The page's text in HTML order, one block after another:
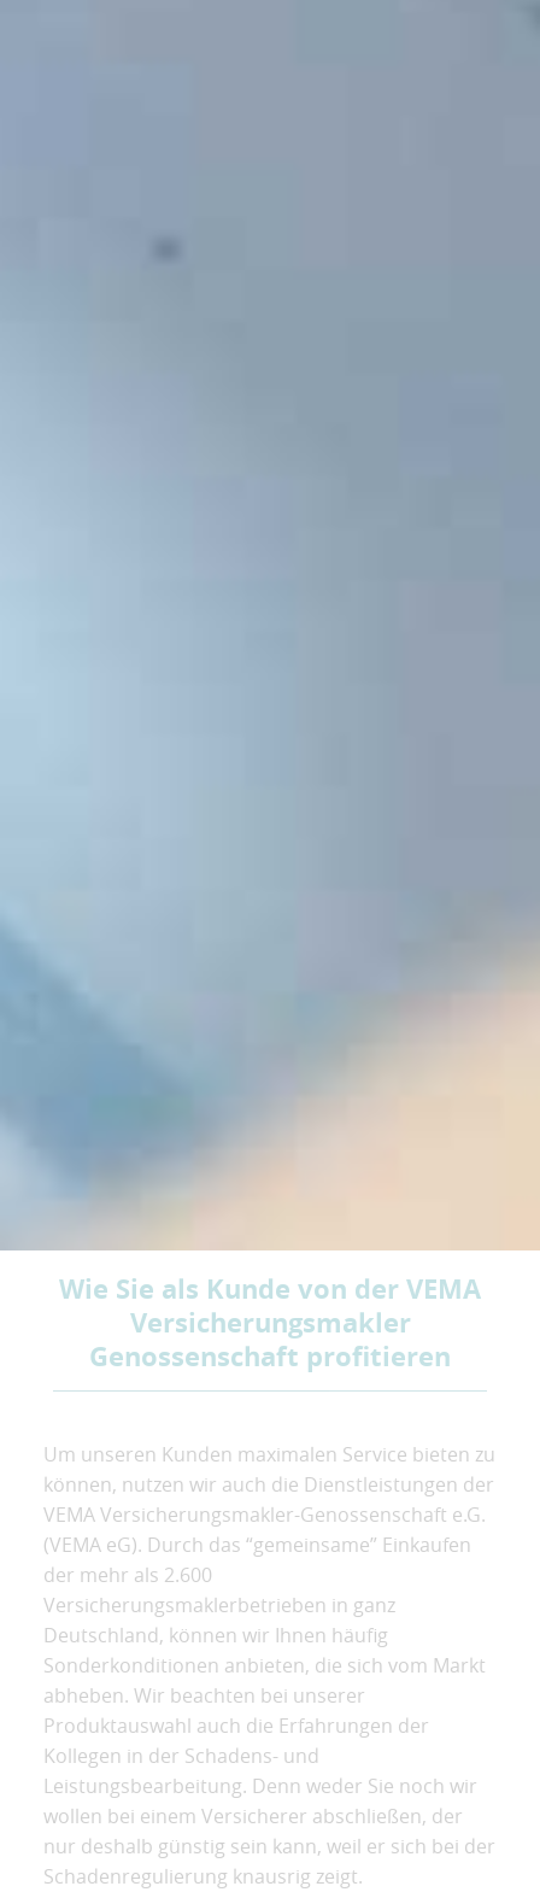
Wie Sie als Kunde von der VEMA
Versicherungsmakler
Genossenschaft profitieren
Um unseren Kunden maximalen Service bieten zu
können, nutzen wir auch die Dienstleistungen der
VEMA Versicherungsmakler-Genossenschaft e.G.
(VEMA eG). Durch das “gemeinsame” Einkaufen
der mehr als 2.600
Versicherungsmaklerbetrieben in ganz
Deutschland, können wir Ihnen häufig
Sonderkonditionen anbieten, die sich vom Markt
abheben. Wir beachten bei unserer
Produktauswahl auch die Erfahrungen der
Kollegen in der Schadens- und
Leistungsbearbeitung. Denn weder Sie noch wir
wollen bei einem Versicherer abschließen, der
nur deshalb günstig sein kann, weil er sich bei der
Schadenregulierung knausrig zeigt.